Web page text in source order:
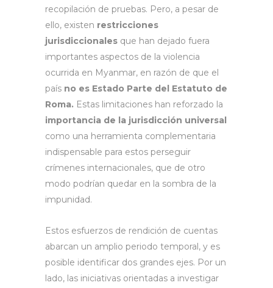
recopilación de pruebas. Pero, a pesar de
ello, existen restricciones
jurisdiccionales que han dejado fuera
importantes aspectos de la violencia
ocurrida en Myanmar, en razón de que el
país no es Estado Parte del Estatuto de
Roma. Estas limitaciones han reforzado la
importancia de la jurisdicción universal
como una herramienta complementaria
indispensable para estos perseguir
crímenes internacionales, que de otro
modo podrían quedar en la sombra de la
impunidad.
Estos esfuerzos de rendición de cuentas
abarcan un amplio periodo temporal, y es
posible identificar dos grandes ejes. Por un
lado, las iniciativas orientadas a investigar